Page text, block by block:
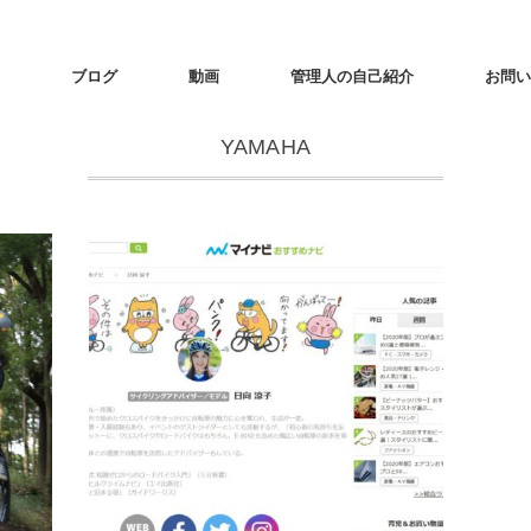
ブログ 動画 管理人の自己紹介 お問
YAMAHA